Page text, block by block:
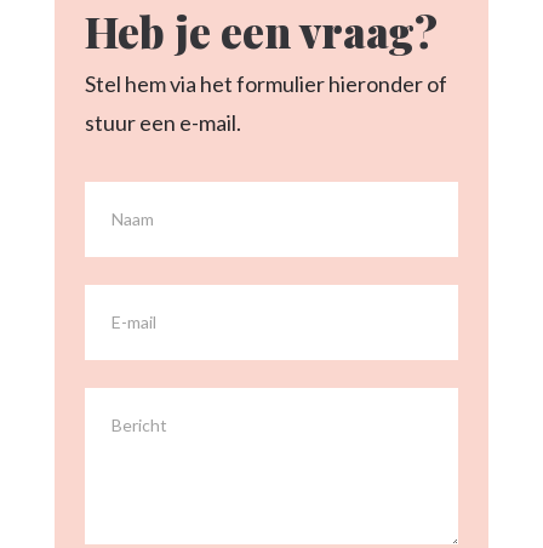
Heb je een vraag?
Stel hem via het formulier hieronder of
stuur een e-mail.